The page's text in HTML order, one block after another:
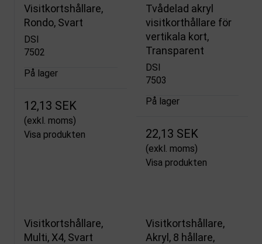
Visitkortshållare,
Rondo, Svart
DSI
7502
På lager
12,13 SEK
(exkl. moms)
Visa produkten
Tvådelad akryl
visitkorthållare för
vertikala kort,
Transparent
DSI
7503
På lager
22,13 SEK
(exkl. moms)
Visa produkten
Visitkortshållare,
Multi, X4, Svart
Visitkortshållare,
Akryl, 8 hållare,